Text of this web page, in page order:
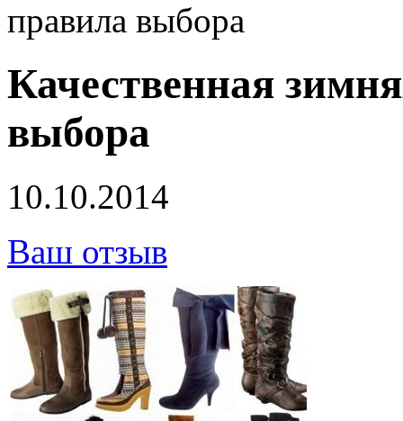
правила выбора
Качественная
выбора
10.10.2014
Ваш отзыв